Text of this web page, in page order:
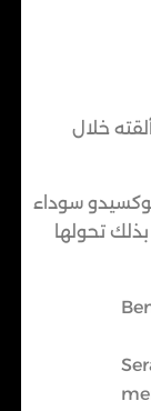
خلال
بدلة توكسيدو سوداء
تحولها